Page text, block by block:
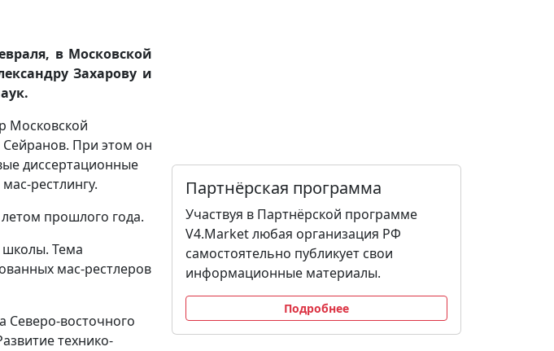
в Московской
Захарову и
Московской
Сейранов. При этом он
диссертационные
рестлингу.
прошлого года.
школы. Тема
мас-рестлеров
Северо-восточного
технико-
Партнёрская программа
Участвуя в Партнёрской программе
V4.Market любая организация РФ
самостоятельно публикует свои
информационные материалы.
Подробнее